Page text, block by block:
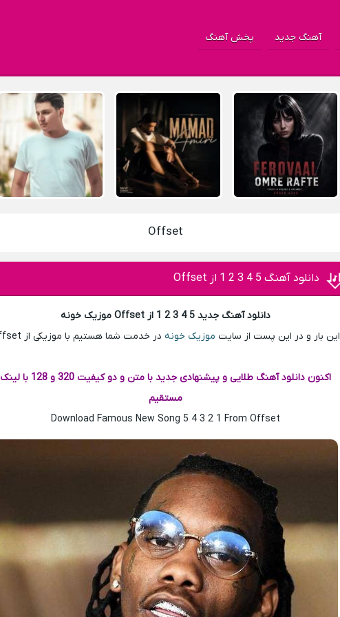
آهنگ جدید پخش آهنگ
Offset
دانلود آهنگ 5 4 3 2 1 از Offset
دانلود آهنگ جدید 5 4 3 2 1 از Offset موزیک خونه
این بار و در این پست از سایت موزیک خونهدر خدمت شما هستیم با موزیکی از Offset
اکنون دانلود آهنگ طلایی و پیشنهادی جدید با متن و دو کیفیت 320 و 128 با لینک
مستقیم
Download Famous New Song 5 4 3 2 1 From Offset